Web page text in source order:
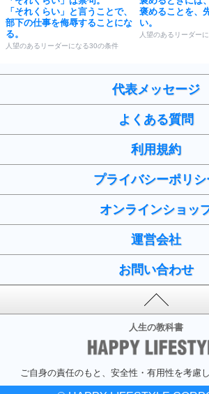
「それくらい」と言うことで、
部下の仕事を侮辱することにな
る。
人望のあるリーダーになる30の条件
褒めることを、
い。
人望のあるリーダー
代表メッセージ
よくある質問
利用規約
プライバシーポリシ
オンラインショッ
運営会社
お問い合わせ
人生の教科書
ご自身の責任のもと、安全性・有用性を考慮